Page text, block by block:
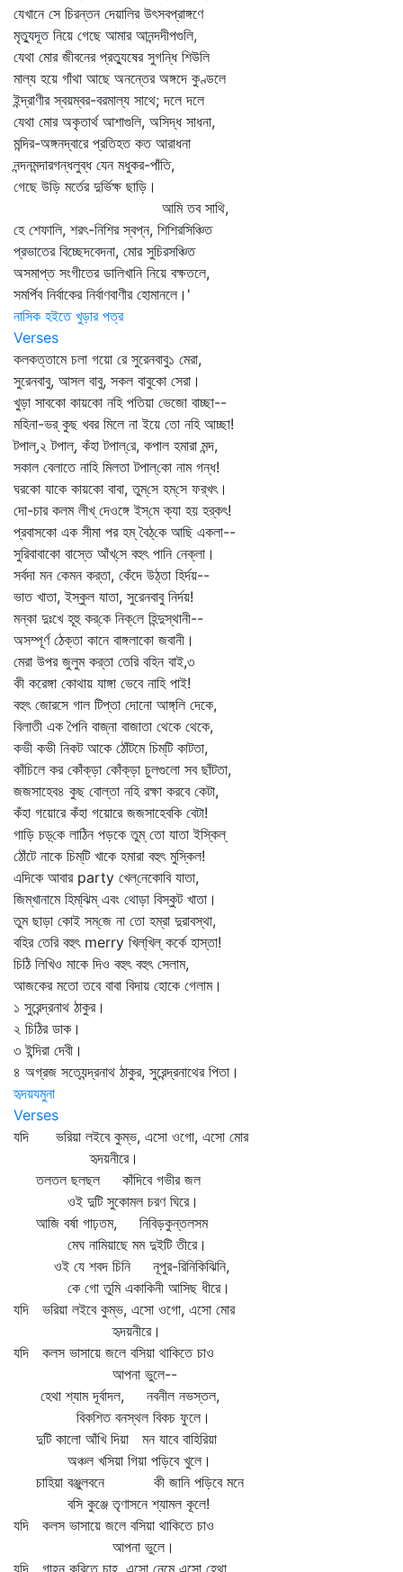
যেখানে সে চিরন্তন দেয়ালির উৎসবপ্রাঙ্গণে
মৃত্যুদূত নিয়ে গেছে আমার আনন্দদীপগুলি,
যেথা মোর জীবনের প্রত্যুষের সুগন্ধি শিউলি
মাল্য হয়ে গাঁথা আছে অনন্তের অঙ্গদে কুণ্ডলে
ইন্দ্রাণীর স্বয়ম্বর-বরমাল্য সাথে; দলে দলে
যেথা মোর অকৃতার্থ আশাগুলি, অসিদ্ধ সাধনা,
মন্দির-অঙ্গনদ্বারে প্রতিহত কত আরাধনা
নন্দনমন্দারগন্ধলুব্ধ যেন মধুকর-পাঁতি,
গেছে উড়ি মর্তের দুর্ভিক্ষ ছাড়ি।
আমি তব সাথি,
হে শেফালি, শরৎ-নিশির স্বপ্ন, শিশিরসিঞ্চিত
প্রভাতের বিচ্ছেদবেদনা, মোর সুচিরসঞ্চিত
অসমাপ্ত সংগীতের ডালিখানি নিয়ে বক্ষতলে,
সমর্পিব নির্বাকের নির্বাণবাণীর হোমানলে।'
নাসিক হইতে খুড়ার পত্র
Verses
কলকত্তামে চলা গয়ো রে সুরেনবাবু১ মেরা,
সুরেনবাবু, আসল বাবু, সকল বাবুকো সেরা।
খুড়া সাবকো কায়কো নহি পতিয়া ভেজো বাচ্ছা--
মহিনা-ভর্‌ কুছ খবর মিলে না ইয়ে তো নহি আচ্ছা!
টপাল্‌,২ টপাল্‌, কঁহা টপাল্‌রে, কপাল হমারা মন্দ,
সকাল বেলাতে নাহি মিলতা টপাল্‌কো নাম গন্ধ!
ঘরকো যাকে কায়কো বাবা, তুম্‌সে হম্‌সে ফর্‌খৎ।
দো-চার কলম লীখ্‌ দেওঙ্গে ইস্‌মে ক্যা হয় হর্‌কৎ!
প্রবাসকো এক সীমা পর হম্‌ বৈঠ্‌কে আছি একলা--
সুরিবাবাকো বাস্তে আঁখ্‌সে বহুৎ পানি নেক্‌লা।
সর্বদা মন কেমন কর্‌তা, কেঁদে উঠ্‌তা হির্দয়--
ভাত খাতা, ইস্কুল যাতা, সুরেনবাবু নির্দয়!
মন্‌কা দুঃখে হূহু কর্‌কে নিক্‌লে হিন্দুস্থানী--
অসম্পূর্ণ ঠেক্‌তা কানে বাঙ্গলাকো জবানী।
মেরা উপর জুলুম কর্‌তা তেরি বহিন বাই,৩
কী করেঙ্গা কোথায় যাঙ্গা ভেবে নাহি পাই!
বহুৎ জোরসে গাল টিপ্‌তা দোনো আঙ্গ্‌লি দেকে,
বিলাতী এক পৈনি বাজ্‌না বাজাতা থেকে থেকে,
কভী কভী নিকট আকে ঠোঁটমে চিম্‌টি কাটতা,
কাঁচিলে কর কোঁক্‌ড়া কোঁক্‌ড়া চুলগুলো সব ছাঁটতা,
জজসাহেব৪ কুছ বোল্‌তা নহি রক্ষা করবে কেটা,
কঁহা গয়োরে কঁহা গয়োরে জজসাহেবকি বেটা!
গাড়ি চড়্‌কে লাঠিন পড়কে তুম্‌ তো যাতা ইস্কিল্‌
ঠোঁটে নাকে চিম্‌টি খাকে হমারা বহুৎ মুস্কিল!
এদিকে আবার party খেল্‌নেকোবি যাতা,
জিম্‌খানামে হিম্‌ঝিম্‌ এবং থোড়া বিস্কুট খাতা।
তুম ছাড়া কোই সম্‌জে না তো হম্‌রা দুরাবস্থা,
বহির তেরি বহুৎ merry খিল্‌খিল্‌ কর্কে হাস্তা!
চিঠি লিখিও মাকে দিও বহুৎ বহুৎ সেলাম,
আজকের মতো তবে বাবা বিদায় হোকে গেলাম।
১ সুরেন্দ্রনাথ ঠাকুর।
২ চিঠির ডাক।
৩ ইন্দিরা দেবী।
৪ অগ্রজ সত্যেন্দ্রনাথ ঠাকুর, সুরেন্দ্রনাথের পিতা।
হৃদয়যমুনা
Verses
যদি ভরিয়া লইবে কুম্ভ, এসো ওগো, এসো মোর
হৃদয়নীরে।
তলতল ছলছল কাঁদিবে গভীর জল
ওই দুটি সুকোমল চরণ ঘিরে।
আজি বর্ষা গাঢ়তম, নিবিড়কুন্তলসম
মেঘ নামিয়াছে মম দুইটি তীরে।
ওই যে শবদ চিনি নূপুর-রিনিকিঝিনি,
কে গো তুমি একাকিনী আসিছ ধীরে।
যদি ভরিয়া লইবে কুম্ভ, এসো ওগো, এসো মোর
হৃদয়নীরে।
যদি কলস ভাসায়ে জলে বসিয়া থাকিতে চাও
আপনা ভুলে--
হেথা শ্যাম দূর্বাদল, নবনীল নভস্তল,
বিকশিত বনস্থল বিকচ ফুলে।
দুটি কালো আঁখি দিয়া মন যাবে বাহিরিয়া
অঞ্চল খসিয়া গিয়া পড়িবে খুলে।
চাহিয়া বঞ্জুলবনে কী জানি পড়িবে মনে
বসি কুঞ্জে তৃণাসনে শ্যামল কূলে!
যদি কলস ভাসায়ে জলে বসিয়া থাকিতে চাও
আপনা ভুলে।
যদি গাহন করিতে চাহ, এসো নেমে এসো হেথা